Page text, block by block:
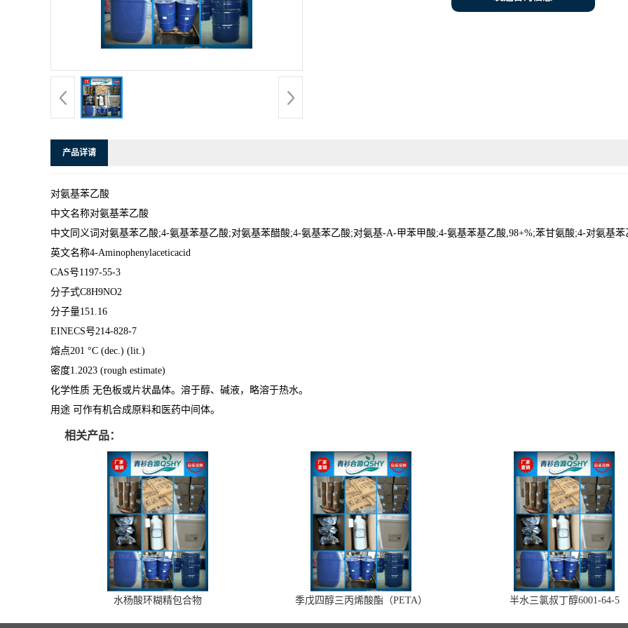
产品详请
对氨基苯乙酸
中文名称对氨基苯乙酸
中文同义词对氨基苯乙酸;4-氨基苯基乙酸;对氨基苯醋酸;4-氨基苯乙酸;对氨基-Α-甲苯甲酸;4-氨基苯基乙酸,98+%;苯甘氨酸;4-对氨基苯
英文名称4-Aminophenylaceticacid
CAS号1197-55-3
分子式C8H9NO2
分子量151.16
EINECS号214-828-7
熔点201 °C (dec.) (lit.)
密度1.2023 (rough estimate)
化学性质 无色板或片状晶体。溶于醇、碱液，略溶于热水。
用途 可作有机合成原料和医药中间体。
相关产品：
水杨酸环糊精包合物 季戊四醇三丙烯酸酯（PETA） 半水三氯叔丁醇6001-64-5